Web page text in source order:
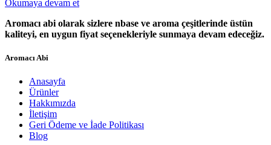
Okumaya devam et
Aromacı abi olarak sizlere nbase ve aroma çeşitlerinde üstün
kaliteyi, en uygun fiyat seçenekleriyle sunmaya devam edeceğiz.
Aromacı Abi
Anasayfa
Ürünler
Hakkımızda
İletişim
Geri Ödeme ve İade Politikası
Blog